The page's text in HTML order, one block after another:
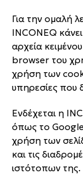
Για την ομαλή
INCONEQ
αρχεία
browser του
χρήση των
υπηρεσίες που
Ενδέχεται η
όπως το Google
χρήση των
και τις
ιστότοπων της.